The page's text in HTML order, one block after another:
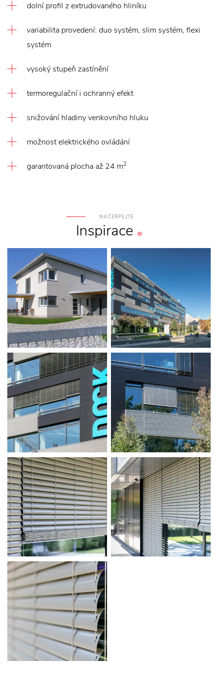
dolní profil z extrudovaného hliníku
variabilita provedení: duo systém, slim systém, flexi
systém
vysoký stupeň zastínění
termoregulační i ochranný efekt
snižování hladiny venkovního hluku
možnost elektrického ovládání
garantovaná plocha až 24 m2
NAČERPEJTE
Inspirace